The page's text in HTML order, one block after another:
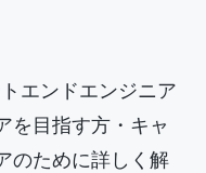
エンドエンジニア
を目指す方・キャ
のために詳しく解